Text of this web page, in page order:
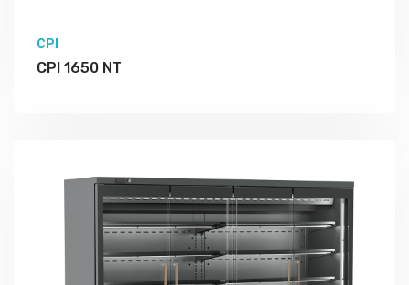
CPI
CPI 1650 NT
Подробно Изучить